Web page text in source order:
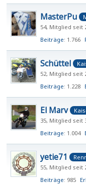
MasterPu
54 Mitglied seit
Beiträge 1.766
Schüttel
52 Mitglied seit
Beiträge 1.228
El Marv
35 Mitglied seit
Beiträge 1.004
yetie71
55 Mitglied seit
Beiträge 985